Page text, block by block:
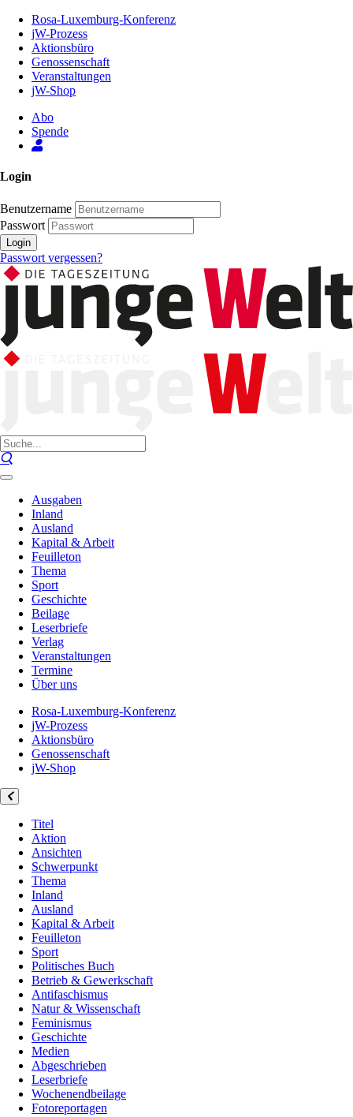
Inhalt
Seite
Rosa-Luxemburg-Konferenz
jW-Prozess
Aktionsbüro
Genossenschaft
Veranstaltungen
jW-Shop
Abo
Spende
Login
Benutzername
Passwort
Login
Passwort vergessen?
Ausgaben
Inland
Ausland
Kapital & Arbeit
Feuilleton
Thema
Sport
Geschichte
Beilage
Leserbriefe
Verlag
Veranstaltungen
Termine
Über uns
Rosa-Luxemburg-Konferenz
jW-Prozess
Aktionsbüro
Genossenschaft
jW-Shop
Titel
Aktion
Ansichten
Schwerpunkt
Thema
Inland
Ausland
Kapital & Arbeit
Feuilleton
Sport
Politisches Buch
Betrieb & Gewerkschaft
Antifaschismus
Natur & Wissenschaft
Feminismus
Geschichte
Medien
Abgeschrieben
Leserbriefe
Wochenendbeilage
Fotoreportagen